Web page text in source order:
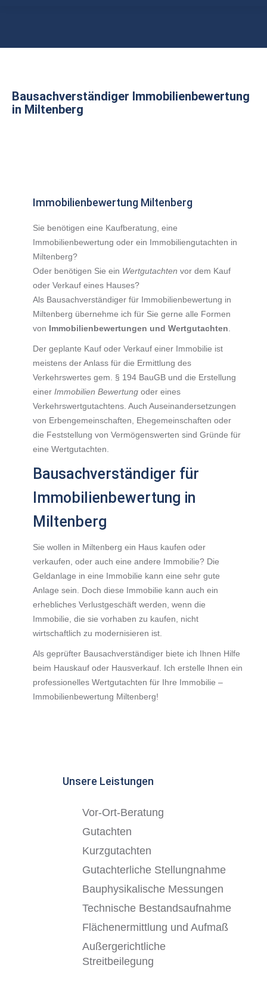
Bausachverständiger Immobilienbewertung
in Miltenberg
Immobilienbewertung Miltenberg
Sie benötigen eine Kaufberatung, eine
Immobilienbewertung oder ein Immobiliengutachten in
Miltenberg?
Oder benötigen Sie ein Wertgutachten vor dem Kauf
oder Verkauf eines Hauses?
Als Bausachverständiger für Immobilienbewertung in
Miltenberg übernehme ich für Sie gerne alle Formen
von Immobilienbewertungen und Wertgutachten
Der geplante Kauf oder Verkauf einer Immobilie ist
meistens der Anlass für die Ermittlung des
Verkehrswertes gem. § 194 BauGB und die Erstellung
einer Immobilien Bewertung oder eines
Verkehrswertgutachtens. Auch Auseinandersetzungen
von Erbengemeinschaften, Ehegemeinschaften oder
die Feststellung von Vermögenswerten sind Gründe für
eine Wertgutachten.
Bausachverständiger für
Immobilienbewertung in
Miltenberg
Sie wollen in Miltenberg ein Haus kaufen oder
verkaufen, oder auch eine andere Immobilie? Die
Geldanlage in eine Immobilie kann eine sehr gute
Anlage sein. Doch diese Immobilie kann auch ein
erhebliches Verlustgeschäft werden, wenn die
Immobilie, die sie vorhaben zu kaufen, nicht
wirtschaftlich zu modernisieren ist.
Als geprüfter Bausachverständiger biete ich Ihnen Hilfe
beim Hauskauf oder Hausverkauf. Ich erstelle Ihnen ein
professionelles Wertgutachten für Ihre Immobilie –
Immobilienbewertung Miltenberg!
Unsere Leistungen
Vor-Ort-Beratung
Gutachten
Kurzgutachten
Gutachterliche Stellungnahme
Bauphysikalische Messungen
Technische Bestandsaufnahme
Flächenermittlung und Aufmaß
Außergerichtliche
Streitbeilegung